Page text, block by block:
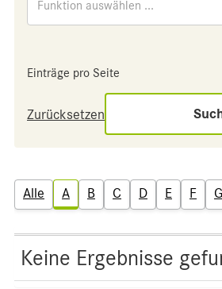
Funktion auswählen ...
Einträge pro Seite
Zurücksetzen
Alle A B C D E F G
Keine Ergebnisse